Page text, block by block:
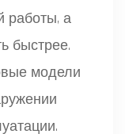
работы, а
быстрее.
модели